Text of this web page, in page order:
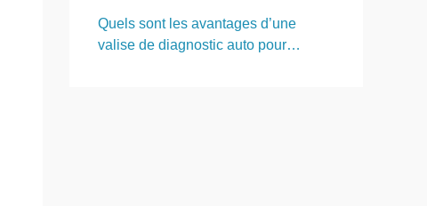
Quels sont les avantages d’une
valise de diagnostic auto pour